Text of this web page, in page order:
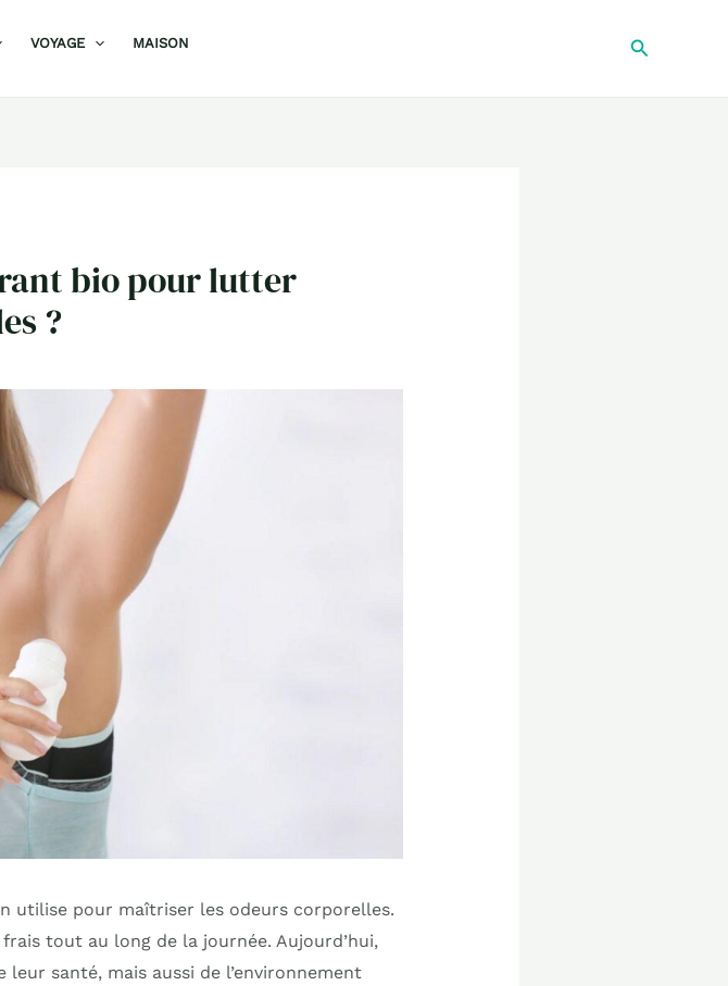
VOYAGE MAISON
bio pour lutter
?
utilise pour maîtriser les odeurs corporelles.
tout au long de la journée. Aujourd’hui,
santé, mais aussi de l’environnement